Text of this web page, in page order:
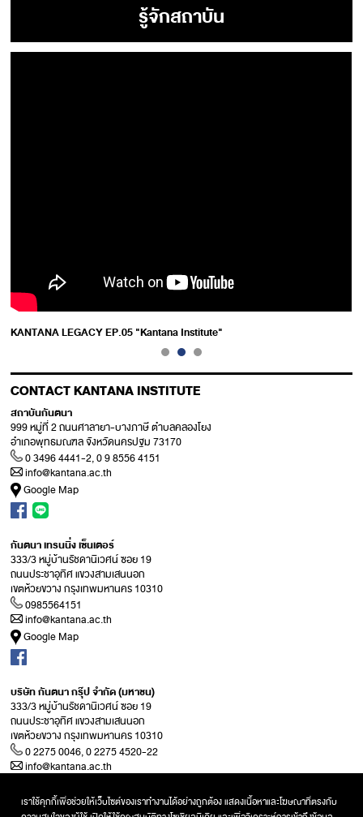
รู้จักสถาบัน
KANTANA LEGACY EP.05 "Kantana Institute"
CONTACT KANTANA INSTITUTE
สถาบันกันตนา
999 หมู่ที่ 2 ถนนศาลายา-บางภาษี ตำบลคลองโยง
อำเภอพุทธมณฑล จังหวัดนครปฐม 73170
0 3496 4441-2, 0 9 8556 4151
info@kantana.ac.th
Google Map
กันตนา เทรนนิ่ง เซ็นเตอร์
333/3 หมู่บ้านรัชดานิเวศน์ ซอย 19
ถนนประชาอุทิศ แขวงสามเสนนอก
เขตห้วยขวาง กรุงเทพมหานคร 10310
0985564151
info@kantana.ac.th
Google Map
บริษัท กันตนา กรุ๊ป จำกัด (มหาชน)
333/3 หมู่บ้านรัชดานิเวศน์ ซอย 19
ถนนประชาอุทิศ แขวงสามเสนนอก
เขตห้วยขวาง กรุงเทพมหานคร 10310
0 2275 0046, 0 2275 4520-22
info@kantana.ac.th
เราใช้คุกกี้เพื่อช่วยให้เว็บไซต์ของเราทำงานได้อย่างถูกต้อง แสดงเนื้อหาและโฆษณาที่ตรงกับ